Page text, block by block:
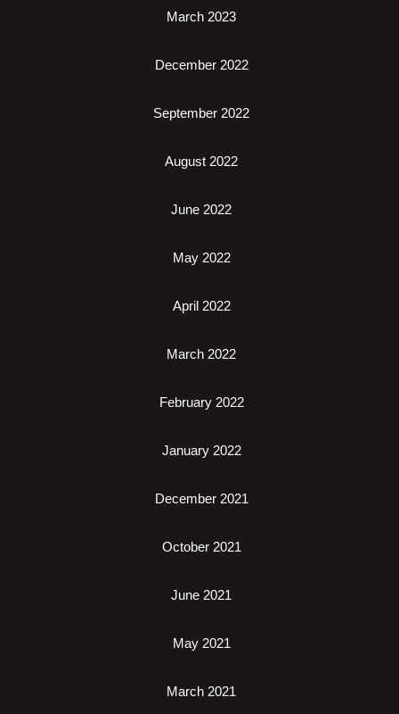
March 2023
December 2022
September 2022
August 2022
June 2022
May 2022
April 2022
March 2022
February 2022
January 2022
December 2021
October 2021
June 2021
May 2021
March 2021